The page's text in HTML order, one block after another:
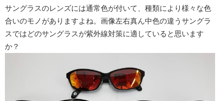
サングラスのレンズには通常色が付いて、種類により様々な色
合いのモノがありますよね。画像左右真ん中色の違うサングラ
スではどのサングラスが紫外線対策に適していると思います
か？